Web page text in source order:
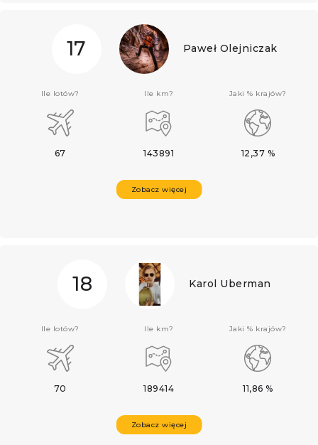
17 Paweł Olejniczak
Zobacz więcej
Ile lotów?
67
Ile km?
143891
Jaki % krajów?
12,37 %
18 Karol Uberman
Zobacz więcej
Ile lotów?
70
Ile km?
189414
Jaki % krajów?
11,86 %